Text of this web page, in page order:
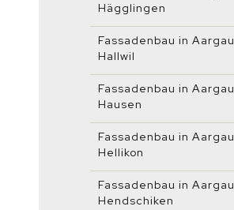
Hägglingen
Fassadenbau in Aargau
Hallwil
Fassadenbau in Aargau
Hausen
Fassadenbau in Aargau
Hellikon
Fassadenbau in Aargau
Hendschiken